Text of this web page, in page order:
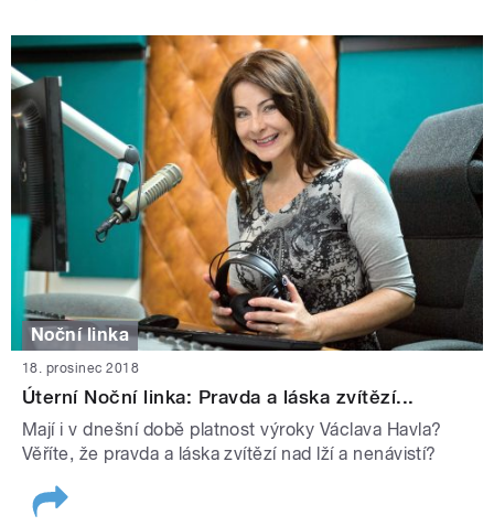
Noční linka
18. prosinec 2018
Úterní Noční linka: Pravda a láska zvítězí...
Mají i v dnešní době platnost výroky Václava Havla?
Věříte, že pravda a láska zvítězí nad lží a nenávistí?